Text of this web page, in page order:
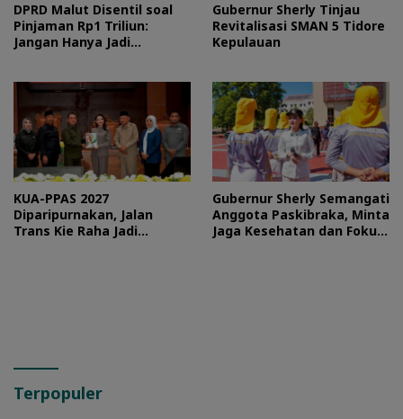
DPRD Malut Disentil soal
Pinjaman Rp1 Triliun:
Jangan Hanya Jadi
Gubernur Sherly Tinjau
Revitalisasi SMAN 5 Tidore
Kepulauan
KUA-PPAS 2027
Diparipurnakan, Jalan
Trans Kie Raha Jadi
Gubernur Sherly Semangati
Anggota Paskibraka, Minta
Jaga Kesehatan dan Fokus
Terpopuler